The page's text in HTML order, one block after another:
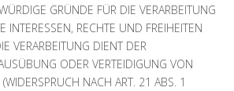
GRÜNDE FÜR DIE VERARBEITUNG
INTERESSEN, RECHTE UND FREIHEITEN
VERARBEITUNG DIENT DER
ODER VERTEIDIGUNG VON
NACH ART. 21 ABS. 1